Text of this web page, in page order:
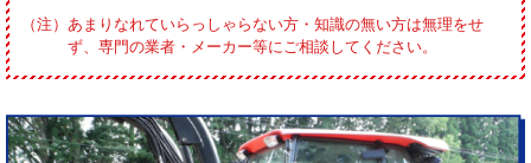
あまりなれていらっしゃらない方・知識の無い方は無理をせ
ず、専門の業者・メーカー等にご相談してください。